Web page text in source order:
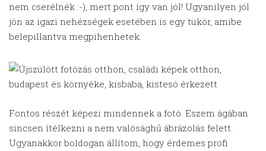
nem cserélnék :-), mert pont így van jól! Ugyanilyen jól
jön az igazi nehézségek esetében is egy tükör, amibe
belepillantva megpihenhetek.
Fontos részét képezi mindennek a fotó. Eszem ágában
sincsen ítélkezni a nem valósághű ábrázolás felett.
Ugyanakkor boldogan állítom, hogy érdemes profi